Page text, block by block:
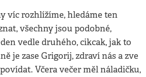
víc rozhlížíme, hledáme ten
všechny jsou podobné,
vedle druhého, cikcak, jak to
je zase Grigorij, zdraví nás a zve
Včera večer měl náladičku,